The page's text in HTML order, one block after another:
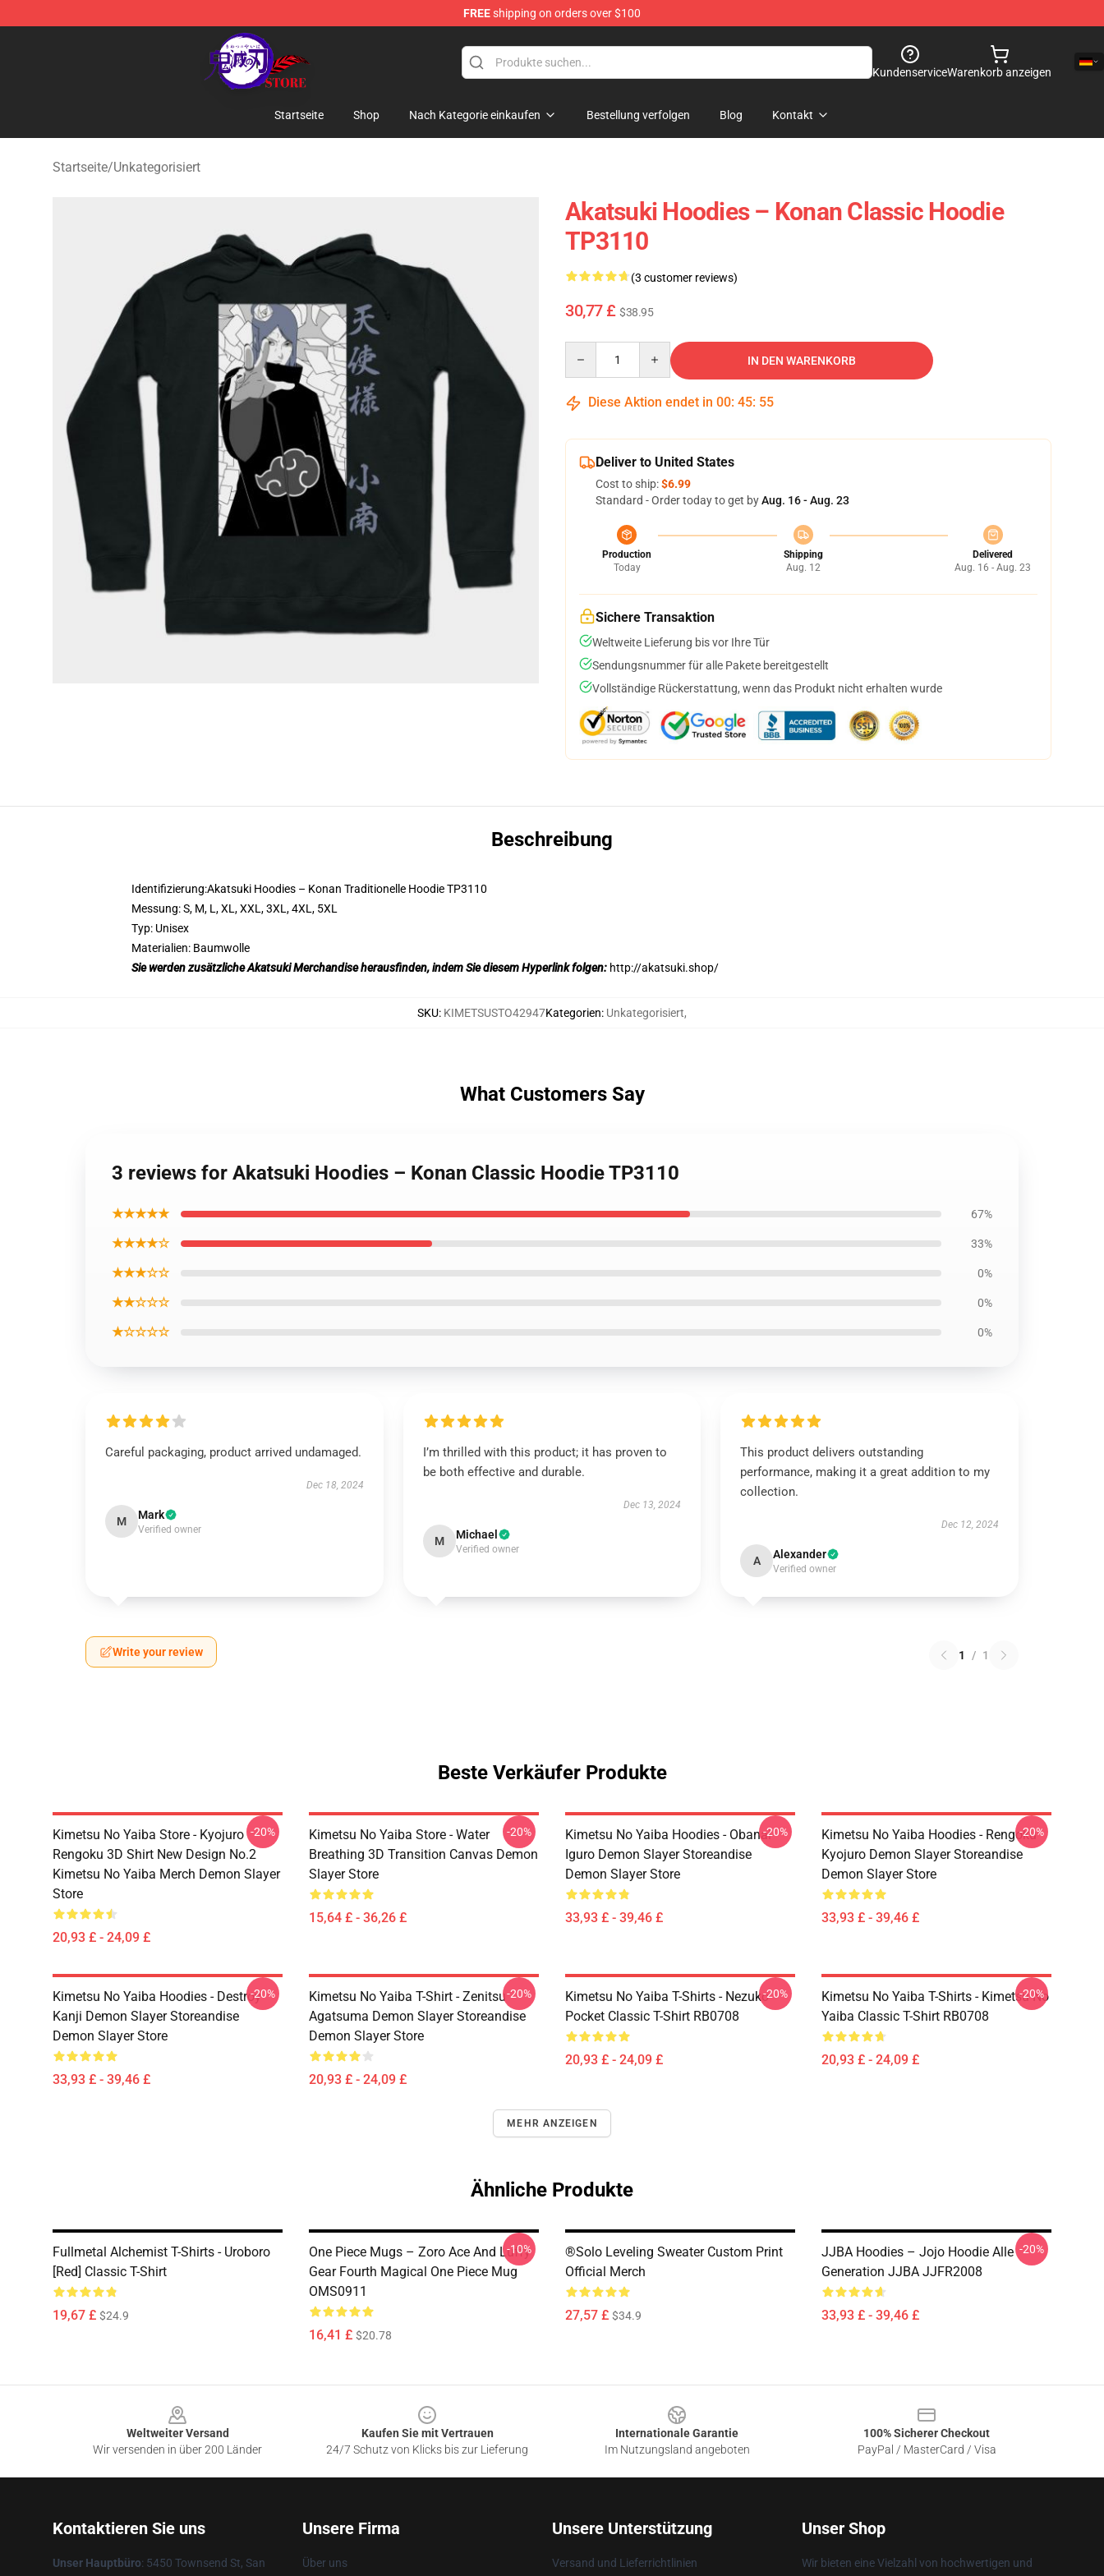
FREEshipping on orders over $100
Kimetsu no Yaiba Store - Official Kimetsu no Yaiba Merchandise Shop
KundenserviceWarenkorb anzeigen
Startseite Shop Nach Kategorie einkaufen Bestellung verfolgen Blog Kontakt
Startseite/Unkategorisiert
Akatsuki Hoodies – Konan Classic Hoodie
TP3110
(3 customer reviews)
30,77 £ $38.95
IN DEN WARENKORB
Diese Aktion endet in 00: 45: 55
Deliver to United States
Cost to ship:$6.99
Standard - Order today to get byAug. 16 - Aug. 23
Production
Today
Shipping
Aug. 12
Delivered
Aug. 16 - Aug. 23
Sichere Transaktion
Weltweite Lieferung bis vor Ihre Tür
Sendungsnummer für alle Pakete bereitgestellt
Vollständige Rückerstattung, wenn das Produkt nicht erhalten wurde
Beschreibung
Identifizierung:Akatsuki Hoodies – Konan Traditionelle Hoodie TP3110
Messung: S, M, L, XL, XXL, 3XL, 4XL, 5XL
Typ: Unisex
Materialien: Baumwolle
Sie werden zusätzliche Akatsuki Merchandise herausfinden, indem Sie diesem Hyperlink folgen: http://akatsuki.shop/
SKU: KIMETSUSTO42947Kategorien: Unkategorisiert,
What Customers Say
3 reviews for Akatsuki Hoodies – Konan Classic Hoodie TP3110
★★★★★ 67%
★★★★☆ 33%
★★★☆☆ 0%
★★☆☆☆ 0%
★☆☆☆☆ 0%
Careful packaging, product arrived undamaged.
Dec 18, 2024
M Mark
Verified owner
I’m thrilled with this product; it has proven to
be both effective and durable.
Dec 13, 2024
M Michael
Verified owner
This product delivers outstanding
performance, making it a great addition to my
collection.
Dec 12, 2024
A Alexander
Verified owner
Write your review 1 / 1
Beste Verkäufer Produkte
Kimetsu No Yaiba Store - Kyojuro
Rengoku 3D Shirt New Design No.2
Kimetsu No Yaiba Merch Demon Slayer
Store
20,93 £ - 24,09 £
-20%
Kimetsu No Yaiba Store - Water
Breathing 3D Transition Canvas Demon
Slayer Store
15,64 £ - 36,26 £
-20%
Kimetsu No Yaiba Hoodies - Obanai
Iguro Demon Slayer Storeandise
Demon Slayer Store
33,93 £ - 39,46 £
-20%
Kimetsu No Yaiba Hoodies - Rengoku
Kyojuro Demon Slayer Storeandise
Demon Slayer Store
33,93 £ - 39,46 £
-20%
Kimetsu No Yaiba Hoodies - Destroy
Kanji Demon Slayer Storeandise
Demon Slayer Store
33,93 £ - 39,46 £
-20%
Kimetsu No Yaiba T-Shirt - Zenitsu
Agatsuma Demon Slayer Storeandise
Demon Slayer Store
20,93 £ - 24,09 £
-20%
Kimetsu No Yaiba T-Shirts - Nezuko
Pocket Classic T-Shirt RB0708
20,93 £ - 24,09 £
-20%
Kimetsu No Yaiba T-Shirts - Kimetsu No
Yaiba Classic T-Shirt RB0708
20,93 £ - 24,09 £
-20%
MEHR ANZEIGEN
Ähnliche Produkte
Fullmetal Alchemist T-Shirts - Uroboro
[red] Classic T-Shirt
19,67 £ $24.9
One Piece Mugs – Zoro Ace And Luffy
Gear Fourth Magical One Piece Mug
OMS0911
16,41 £ $20.78
-10%
®Solo Leveling Sweater Custom Print
Official Merch
27,57 £ $34.9
JJBA Hoodies – Jojo Hoodie Alle
Generation JJBA JJFR2008
33,93 £ - 39,46 £
-20%
Weltweiter Versand
Wir versenden in über 200 Länder
Kaufen Sie mit Vertrauen
24/7 Schutz von Klicks bis zur Lieferung
Internationale Garantie
Im Nutzungsland angeboten
100% Sicherer Checkout
PayPal / MasterCard / Visa
Kontaktieren Sie uns
Unser Hauptbüro: 5450 Townsend St, San
Unsere Firma
Über uns
Unsere Unterstützung
Versand und Lieferrichtlinien
Unser Shop
Wir bieten eine Vielzahl von hochwertigen und